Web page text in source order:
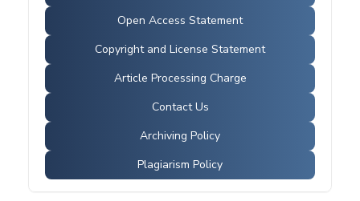
Open Access Statement
Copyright and License Statement
Article Processing Charge
Contact Us
Archiving Policy
Plagiarism Policy